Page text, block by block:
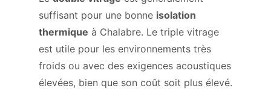
suffisant pour une bonne isolation
thermique à Chalabre. Le triple vitrage
est utile pour les environnements très
froids ou avec des exigences acoustiques
élevées, bien que son coût soit plus élevé.